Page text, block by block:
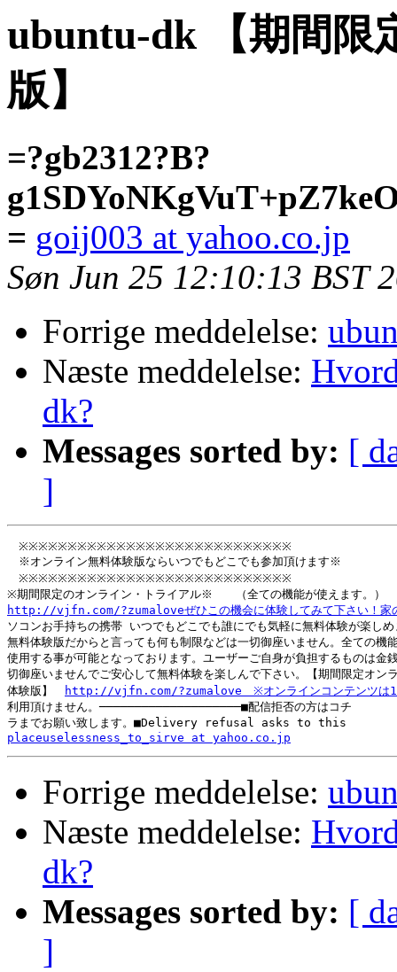
ubuntu-dk 【期間限
版】
=?gb2312?B?
= goij003 at yahoo.co.jp
Søn Jun 25 12:10:13 BST
Forrige meddelelse:
Næste meddelelse:
dk?
Messages sorted by: [
]
※※※※※※※※※※※※※※※※※※※※※※※※※※※※
※オンライン無料体験版ならいつでもどこでも参加頂けます※
※※※※※※※※※※※※※※※※※※※※※※※※※※※※
http://vjfn.com/?zumaloveぜひこの機会に体験してみて下さい！家の
ソコンお手持ちの携帯 いつでもどこでも誰にでも気軽に無料体験が楽し
無料体験版だからと言っても何も制限などは一切御座いません。全ての機
使用する事が可能となっております。ユーザーご自身が負担するものは金
切御座いませんでご安心して無料体験を楽しんで下さい。【期間限定オン
体験版】
http://vjfn.com/?zumalove　※オンラインコンテンツは
利用頂けません。────────────────────■配信拒否の方はコチ
placeuselessness_to_sirve at yahoo.co.jp
Forrige meddelelse:
Næste meddelelse:
dk?
Messages sorted by: [
]